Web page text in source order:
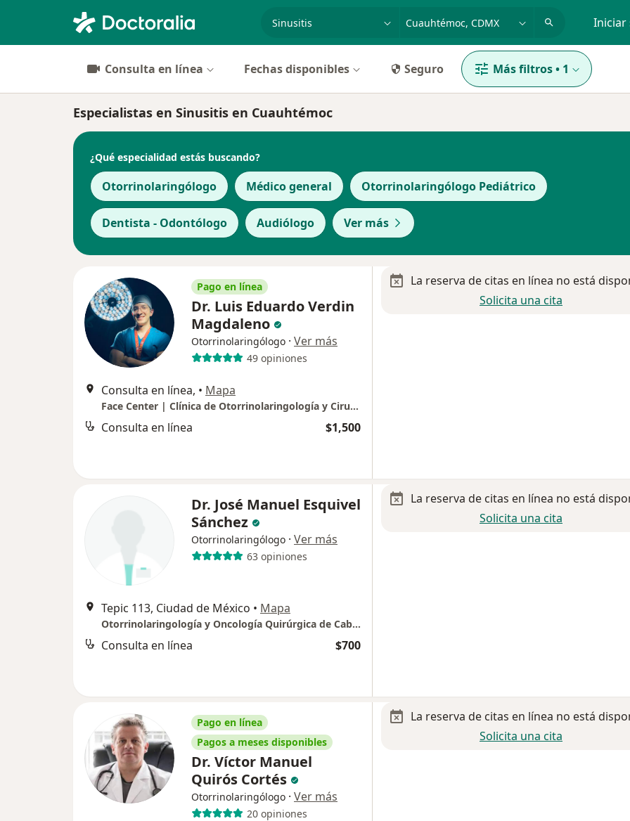
especialidad, enfermedad o nombre
p. ej. Guadalajara Iniciar
Consulta en línea Fechas disponibles Seguro Más filtros• 1
Especialistas en Sinusitis en Cuauhtémoc
¿Qué especialidad estás buscando?
Otorrinolaringólogo Médico general Otorrinolaringólogo Pediátrico
Dentista - Odontólogo Audiólogo Ver más
Pago en línea
Dr. Luis Eduardo Verdin
Magdaleno
Otorrinolaringólogo · Ver más
49 opiniones
Consulta en línea, • Mapa
Face Center | Clínica de Otorrinolaringología y Cirugía Plástica Facial.
Consulta en línea $1,500
La reserva de citas en línea no está
Solicita una cita
Dr. José Manuel Esquivel
Sánchez
Otorrinolaringólogo · Ver más
63 opiniones
Tepic 113, Ciudad de México • Mapa
Otorrinolaringología y Oncología Quirúrgica de Cabeza y Cuello
Consulta en línea $700
La reserva de citas en línea no está
Solicita una cita
Pago en línea
Pagos a meses disponibles
Dr. Víctor Manuel
Quirós Cortés
Otorrinolaringólogo · Ver más
20 opiniones
La reserva de citas en línea no está
Solicita una cita